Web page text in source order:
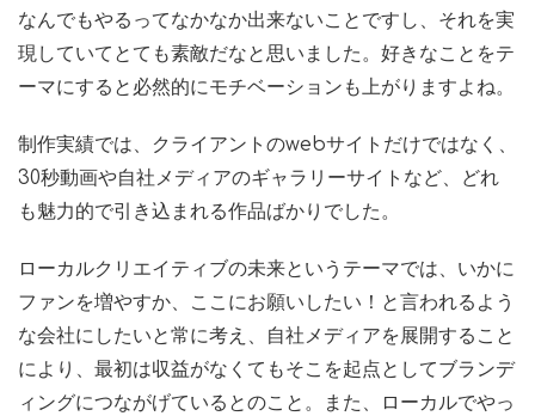
なんでもやるってなかなか出来ないことですし、それを実
現していてとても素敵だなと思いました。好きなことをテ
ーマにすると必然的にモチベーションも上がりますよね。
制作実績では、クライアントのwebサイトだけではなく、
30秒動画や自社メディアのギャラリーサイトなど、どれ
も魅力的で引き込まれる作品ばかりでした。
ローカルクリエイティブの未来というテーマでは、いかに
ファンを増やすか、ここにお願いしたい！と言われるよう
な会社にしたいと常に考え、自社メディアを展開すること
により、最初は収益がなくてもそこを起点としてブランデ
ィングにつながげているとのこと。また、ローカルでやっ